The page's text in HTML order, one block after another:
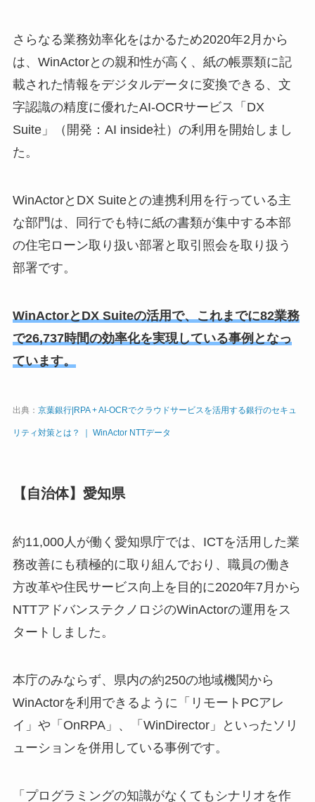
さらなる業務効率化をはかるため2020年2月から
は、WinActorとの親和性が高く、紙の帳票類に記
載された情報をデジタルデータに変換できる、文
字認識の精度に優れたAI-OCRサービス「DX
Suite」（開発：AI inside社）の利用を開始しまし
た。
WinActorとDX Suiteとの連携利用を行っている主
な部門は、同行でも特に紙の書類が集中する本部
の住宅ローン取り扱い部署と取引照会を取り扱う
部署です。
WinActorとDX Suiteの活用で、これまでに82業務
で26,737時間の効率化を実現している事例となっ
ています。
出典： 京葉銀行|RPA + AI-OCRでクラウドサービスを活用する銀行のセキュ
リティ対策とは？ ｜ WinActor NTTデータ
【自治体】愛知県
約11,000人が働く愛知県庁では、ICTを活用した業
務改善にも積極的に取り組んでおり、職員の働き
方改革や住民サービス向上を目的に2020年7月から
NTTアドバンステクノロジのWinActorの運用をス
タートしました。
本庁のみならず、県内の約250の地域機関から
WinActorを利用できるように「リモートPCアレ
イ」や「OnRPA」、「WinDirector」といったソリ
ューションを併用している事例です。
「プログラミングの知識がなくてもシナリオを作